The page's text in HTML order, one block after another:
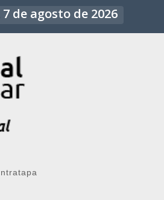
de agosto de 2026